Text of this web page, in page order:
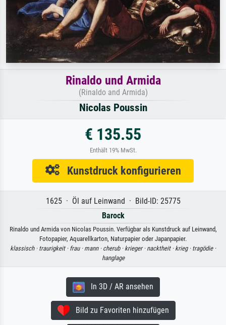
Rinaldo und Armida
(Rinaldo and Armida)
Nicolas Poussin
€ 135.55
Enthält 19% MwSt.
Kunstdruck konfigurieren
1625 · Öl auf Leinwand · Bild-ID: 25775
Barock
Rinaldo und Armida von Nicolas Poussin. Verfügbar als Kunstdruck auf Leinwand,
Fotopapier, Aquarellkarton, Naturpapier oder Japanpapier.
klassisch · traurigkeit · frau · mann · cherub · krieger · nacktheit · krieg · tragödie ·
hanglage
In 3D / AR ansehen
Bild zu Favoriten hinzufügen